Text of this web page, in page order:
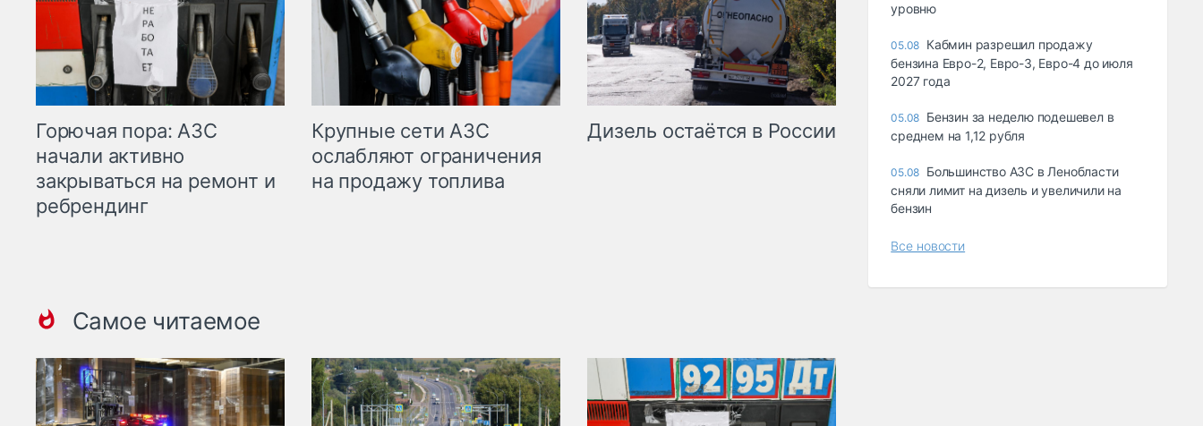
Горючая пора: АЗС
начали активно
закрываться на ремонт и
ребрендинг
Крупные сети АЗС
ослабляют ограничения
на продажу топлива
Дизель остаётся в России
Самое читаемое
уровню
05.08 Кабмин разрешил продажу
бензина Евро-2, Евро-3, Евро-4 до июля
2027 года
05.08 Бензин за неделю подешевел в
среднем на 1,12 рубля
05.08 Большинство АЗС в Ленобласти
сняли лимит на дизель и увеличили на
бензин
Все новости